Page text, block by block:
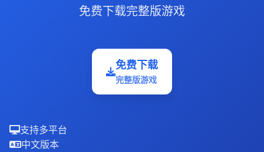
免费下载完整版游戏
免费下载
完整版游戏
支持多平台
中文版本